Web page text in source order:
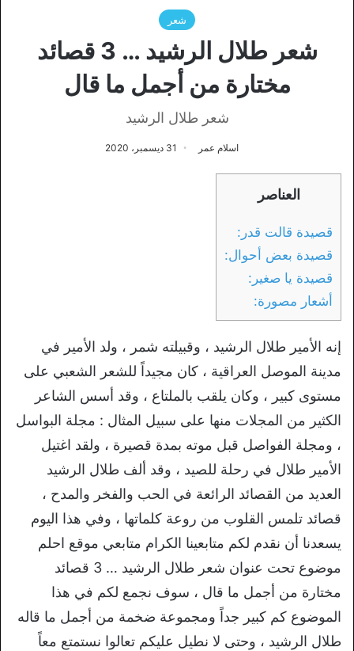
شعر
شعر طلال الرشيد … 3 قصائد
مختارة من أجمل ما قال
شعر طلال الرشيد
اسلام عمر 31 ديسمبر، 2020
العناصر
قصيدة قالت قدر:
قصيدة بعض أحوال:
قصيدة يا صغير:
أشعار مصورة:
إنه الأمير طلال الرشيد ، وقبيلته شمر ، ولد الأمير في
مدينة الموصل العراقية ، كان مجيداً للشعر الشعبي على
مستوى كبير ، وكان يلقب بالملتاع ، وقد أسس الشاعر
الكثير من المجلات منها على سبيل المثال : مجلة البواسل
، ومجلة الفواصل قبل موته بمدة قصيرة ، ولقد اغتيل
الأمير طلال في رحلة للصيد ، وقد ألف طلال الرشيد
العديد من القصائد الرائعة في الحب والفخر والمدح ،
قصائد تلمس القلوب من روعة كلماتها ، وفي هذا اليوم
يسعدنا أن نقدم لكم متابعينا الكرام متابعي موقع احلم
موضوع تحت عنوان شعر طلال الرشيد … 3 قصائد
مختارة من أجمل ما قال ، سوف نجمع لكم في هذا
الموضوع كم كبير جداً ومجموعة ضخمة من أجمل ما قاله
طلال الرشيد ، وحتى لا نطيل عليكم تعالوا نستمتع معاً